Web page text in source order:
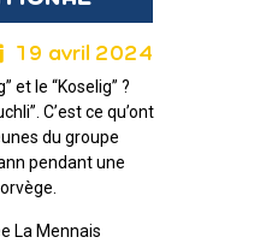
19 avril 2024
et le “Koselig” ?
C’est ce qu’ont
du groupe
pendant une
La Mennais